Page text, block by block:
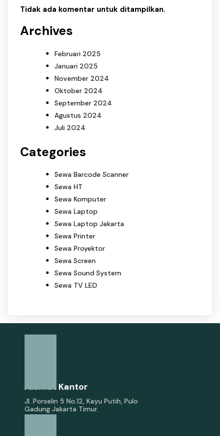
Tidak ada komentar untuk ditampilkan.
Archives
Februari 2025
Januari 2025
November 2024
Oktober 2024
September 2024
Agustus 2024
Juli 2024
Categories
Sewa Barcode Scanner
Sewa HT
Sewa Komputer
Sewa Laptop
Sewa Laptop Jakarta
Sewa Printer
Sewa Proyektor
Sewa Screen
Sewa Sound System
Sewa TV LED
Alamat Kantor
Jl. Porselin 5 No.12, Kayu Putih, Pulo
Gadung Jakarta Timur.